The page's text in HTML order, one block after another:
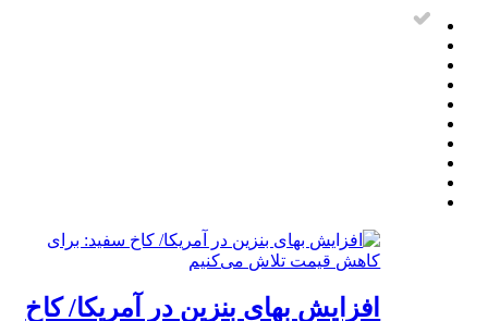
افزایش بهای بنزین در آمریکا/ کاخ